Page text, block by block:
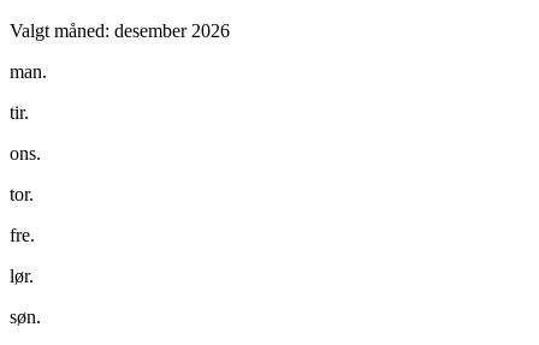
Valgt måned: desember 2026
man.
tir.
ons.
tor.
fre.
lør.
søn.